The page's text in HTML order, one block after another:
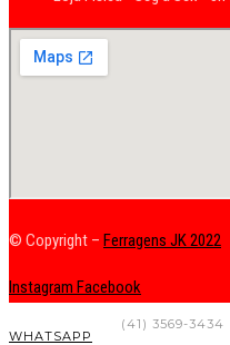
© Copyright – Ferragens JK 2022
Instagram Facebook
(41) 3569-3434
WHATSAPP